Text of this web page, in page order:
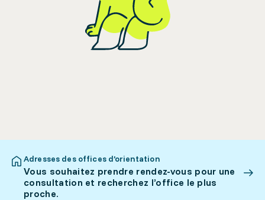
Adresses des offices d’orientation
Vous souhaitez prendre rendez-vous pour une
consultation et recherchez l’office le plus
proche.